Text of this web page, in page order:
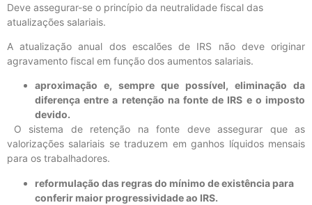
Deve assegurar-se o princípio da neutralidade fiscal das
atualizações salariais.
A atualização anual dos escalões de IRS não deve originar
agravamento fiscal em função dos aumentos salariais.
aproximação e, sempre que possível, eliminação da
diferença entre a retenção na fonte de IRS e o imposto
devido.
O sistema de retenção na fonte deve assegurar que as
valorizações salariais se traduzem em ganhos líquidos mensais
para os trabalhadores.
reformulação das regras do mínimo de existência para
conferir maior progressividade ao IRS.